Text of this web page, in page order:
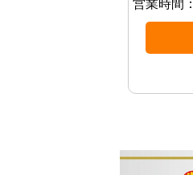
営業時間：